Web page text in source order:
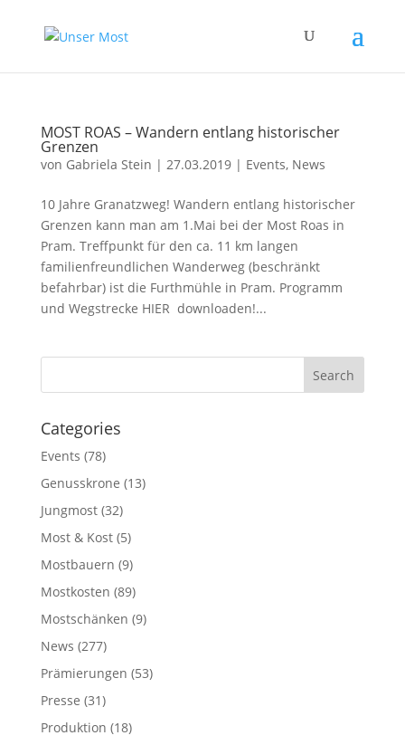
MOST ROAS – Wandern entlang historischer
Grenzen
von Gabriela Stein | 27.03.2019| Events, News
10 Jahre Granatzweg! Wandern entlang historischer
Grenzen kann man am 1.Mai bei der Most Roas in
Pram. Treffpunkt für den ca. 11 km langen
familienfreundlichen Wanderweg (beschränkt
befahrbar) ist die Furthmühle in Pram. Programm
und Wegstrecke HIER downloaden!...
Categories
Events (78)
Genusskrone (13)
Jungmost(32)
Most & Kost(5)
Mostbauern (9)
Mostkosten (89)
Mostschänken (9)
News (277)
Prämierungen (53)
Presse (31)
Produktion (18)